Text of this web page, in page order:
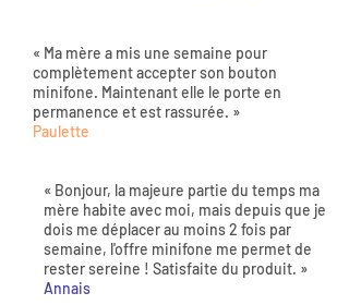
« Ma mère a mis une semaine pour
complètement accepter son bouton
minifone. Maintenant elle le porte en
permanence et est rassurée. »
Paulette
« Bonjour, la majeure partie du temps ma
mère habite avec moi, mais depuis que je
dois me déplacer au moins 2 fois par
semaine, l'offre minifone me permet de
rester sereine ! Satisfaite du produit. »
Annais